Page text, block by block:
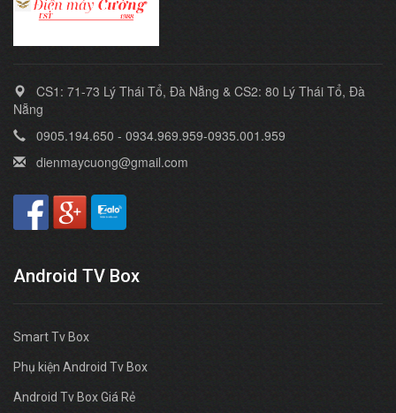
CS1: 71-73 Lý Thái Tổ, Đà Nẵng & CS2: 80 Lý Thái Tổ, Đà
Nẵng
0905.194.650 - 0934.969.959-0935.001.959
dienmaycuong@gmail.com
Android TV Box
Smart Tv Box
Phụ kiện Android Tv Box
Android Tv Box Giá Rẻ